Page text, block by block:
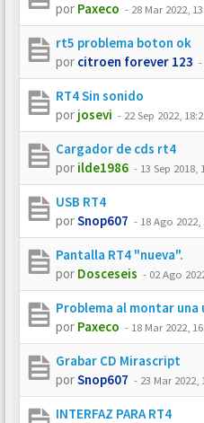
por Paxeco - 28 Mar 2022,
rt5 problema boton ok
por citroen forever 123 -
RT4 Sin sonido
por josevi - 22 Sep 2022,
Cargador de cds rt4
por ilde1986 - 13 Sep 2018,
USB RT4
porSnop607 - 18 Ago 2022,
Pantalla RT4 "nueva".
por Dosceseis - 02 Ago
Problema al montar una
por Paxeco - 18 Mar 2022,
Grabar CD Mirascript
porSnop607 - 23 Mar 2022,
INTERFAZ PARA RT4